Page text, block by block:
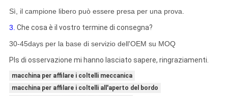
Sì, il campione libero può essere presa per una prova.
3. Che cosa è il vostro termine di consegna?
30-45days per la base di servizio dell'OEM su MOQ
Pls di osservazione mi hanno lasciato sapere, ringraziamenti.
macchina per affilare i coltelli meccanica
macchina per affilare i coltelli all'aperto del bordo